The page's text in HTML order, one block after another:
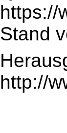
https://
Stand
http://